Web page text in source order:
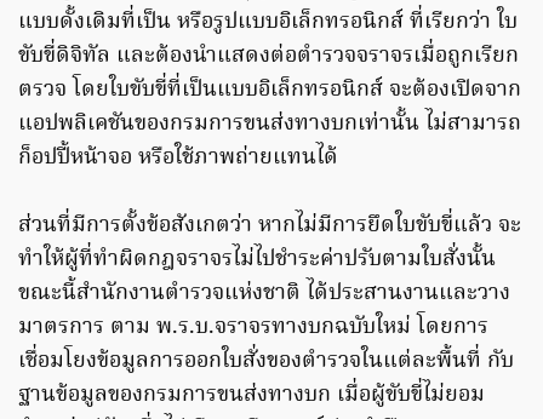
แบบดั้งเดิมที่เป็น หรือรูปแบบอิเล็กทรอนิกส์ ที่เรียกว่า ใบ
ขับขี่ดิจิทัล และต้องนำแสดงต่อตำรวจจราจรเมื่อถูกเรียก
ตรวจ โดยใบขับขี่ที่เป็นแบบอิเล็กทรอนิกส์ จะต้องเปิดจาก
แอปพลิเคชันของกรมการขนส่งทางบกเท่านั้น ไม่สามารถ
ก็อปปี้หน้าจอ หรือใช้ภาพถ่ายแทนได้
ส่วนที่มีการตั้งข้อสังเกตว่า หากไม่มีการยึดใบขับขี่แล้ว จะ
ทำให้ผู้ที่ทำผิดกฎจราจรไม่ไปชำระค่าปรับตามใบสั่งนั้น
ขณะนี้สำนักงานตำรวจแห่งชาติ ได้ประสานงานและวาง
มาตรการ ตาม พ.ร.บ.จราจรทางบกฉบับใหม่ โดยการ
เชื่อมโยงข้อมูลการออกใบสั่งของตำรวจในแต่ละพื้นที่ กับ
ฐานข้อมูลของกรมการขนส่งทางบก เมื่อผู้ขับขี่ไม่ยอม